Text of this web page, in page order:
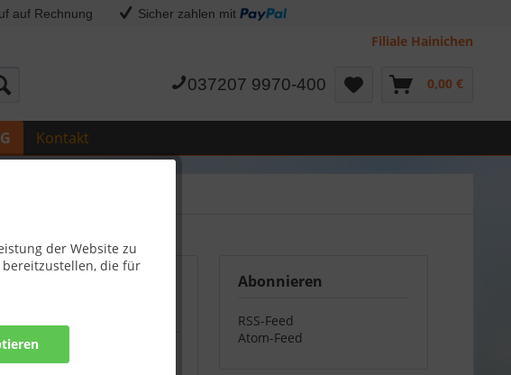
auf Rechnung Sicher zahlen mit
Filiale Hainichen
037207 9970-400 0,00 €
Kontakt
der Website zu
die für
Abonnieren
RSS-Feed
Atom-Feed